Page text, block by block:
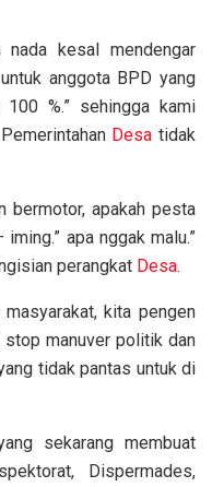
nada kesal mendengar
anggota BPD yang
%.” sehingga kami
Desa tidak
bermotor, apakah pesta
apa nggak malu.”
perangkat Desa.
kita pengen
manuver politik dan
tidak pantas untuk di
sekarang membuat
Dispermades,